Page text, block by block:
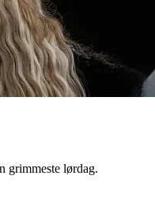
grimmeste lørdag.